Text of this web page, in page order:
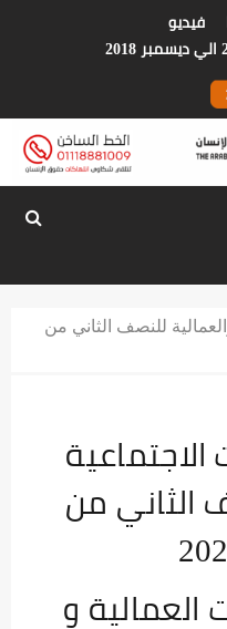
فيديو
حقوق
نشرة الاحتجاجات الاجتماعية والعمالية للنصف الثاني من
الاجتماعية
للنصف الثاني من
العمالية و